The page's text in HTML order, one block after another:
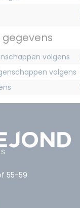
volgens
volgens
55-59